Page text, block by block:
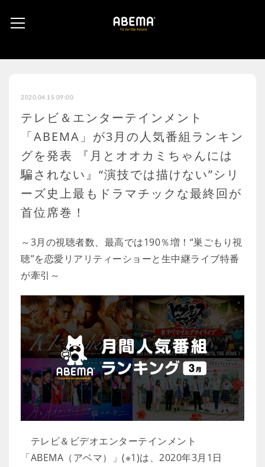
2020.04.15 09:00
テレビ＆エンターテインメント
「ABEMA」が3月の人気番組ランキン
グを発表 『月とオオカミちゃんには
騙されない』“演技では描けない”シリ
ーズ史上最もドラマチックな最終回が
首位席巻！
～3月の視聴者数、最高では190％増！“巣ごもり視
聴”を恋愛リアリティーショーと生中継ライブ特番
が牽引～
テレビ＆ビデオエンターテインメント
「ABEMA（アベマ）」(※1)は、2020年3月1日